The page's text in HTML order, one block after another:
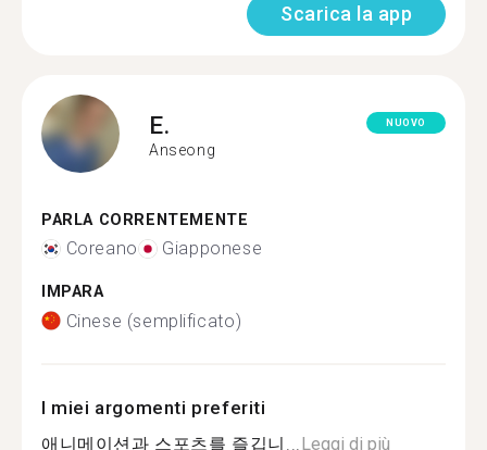
Scarica la app
E.
Anseong
NUOVO
PARLA CORRENTEMENTE
Coreano Giapponese
IMPARA
Cinese (semplificato)
I miei argomenti preferiti
애니메이션과 스포츠를 즐깁니... Leggi di più